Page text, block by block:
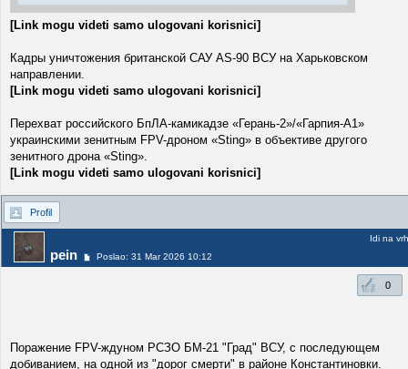
[Link mogu videti samo ulogovani korisnici]
Кадры уничтожения британской САУ AS-90 ВСУ на Харьковском
направлении.
[Link mogu videti samo ulogovani korisnici]
Перехват российского БпЛА-камикадзе «Герань-2»/«Гарпия-А1»
украинскими зенитным FPV-дроном «Sting» в объективе другого
зенитного дрона «Sting».
[Link mogu videti samo ulogovani korisnici]
Profil
pein Poslao: 31 Mar 2026 10:12
Idi na vrh
0
Поражение FPV-ждуном РСЗО БМ-21 "Град" ВСУ, с последующем
добиванием, на одной из "дорог смерти" в районе Константиновки.